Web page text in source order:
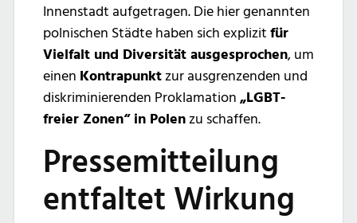
Innenstadt aufgetragen. Die hier genannten
polnischen Städte haben sich explizit für
Vielfalt und Diversität ausgesprochen, um
einen Kontrapunktzur ausgrenzenden und
diskriminierenden Proklamation „LGBT-
freier Zonen“ in Polenzu schaffen.
Pressemitteilung
entfaltet Wirkung